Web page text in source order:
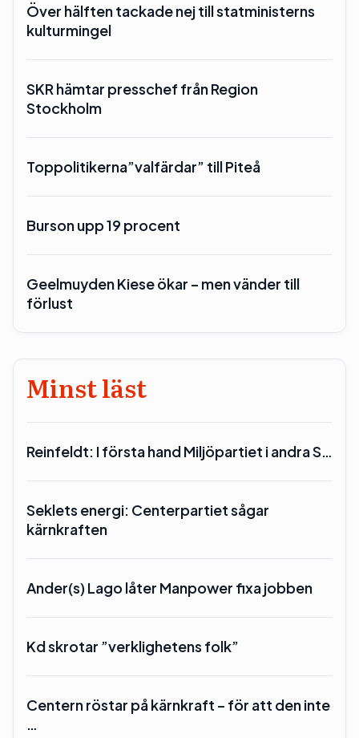
Över hälften tackade nej till statministerns
kulturmingel
SKR hämtar presschef från Region
Stockholm
Toppolitikerna”valfärdar” till Piteå
Burson upp 19 procent
Geelmuyden Kiese ökar – men vänder till
förlust
Minst läst
Reinfeldt: I första hand Miljöpartiet i andra S…
Seklets energi: Centerpartiet sågar
kärnkraften
Ander(s) Lago låter Manpower fixa jobben
Kd skrotar ”verklighetens folk”
Centern röstar på kärnkraft – för att den inte
…